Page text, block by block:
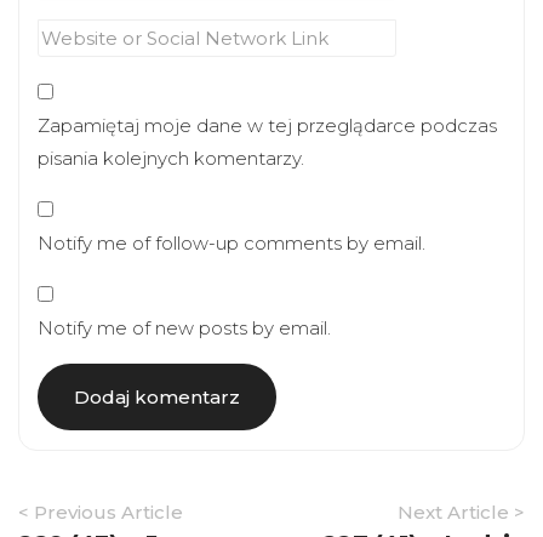
Zapamiętaj moje dane w tej przeglądarce podczas
pisania kolejnych komentarzy.
Notify me of follow-up comments by email.
Notify me of new posts by email.
Article
< Previous Article Next Article >